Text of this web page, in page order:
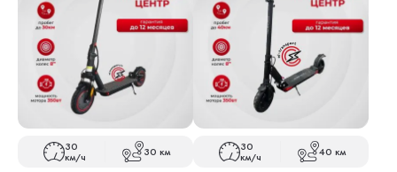
30
км/ч 30 км 30
км/ч 40 км